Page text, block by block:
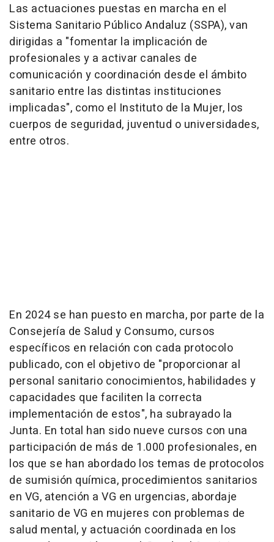
Las actuaciones puestas en marcha en el
Sistema Sanitario Público Andaluz (SSPA), van
dirigidas a "fomentar la implicación de
profesionales y a activar canales de
comunicación y coordinación desde el ámbito
sanitario entre las distintas instituciones
implicadas", como el Instituto de la Mujer, los
cuerpos de seguridad, juventud o universidades,
entre otros.
En 2024 se han puesto en marcha, por parte de la
Consejería de Salud y Consumo, cursos
específicos en relación con cada protocolo
publicado, con el objetivo de "proporcionar al
personal sanitario conocimientos, habilidades y
capacidades que faciliten la correcta
implementación de estos", ha subrayado la
Junta. En total han sido nueve cursos con una
participación de más de 1.000 profesionales, en
los que se han abordado los temas de protocolos
de sumisión química, procedimientos sanitarios
en VG, atención a VG en urgencias, abordaje
sanitario de VG en mujeres con problemas de
salud mental, y actuación coordinada en los